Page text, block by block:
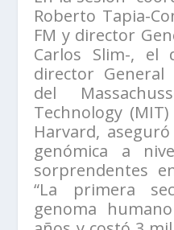
Roberto Tapia-
FM y director
Carlos Slim-, el
director
del
Technology
Harvard,
genómica a
sorprendentes
“La primera
genoma